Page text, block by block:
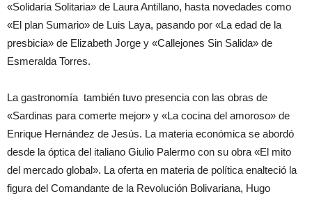
«Solidaria Solitaria» de Laura Antillano, hasta novedades como
«El plan Sumario» de Luis Laya, pasando por «La edad de la
presbicia» de Elizabeth Jorge y «Callejones Sin Salida» de
Esmeralda Torres.
La gastronomía también tuvo presencia con las obras de
«Sardinas para comerte mejor» y «La cocina del amoroso» de
Enrique Hernández de Jesús. La materia económica se abordó
desde la óptica del italiano Giulio Palermo con su obra «El mito
del mercado global». La oferta en materia de política enalteció la
figura del Comandante de la Revolución Bolivariana, Hugo